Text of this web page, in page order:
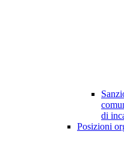
di
Posizioni